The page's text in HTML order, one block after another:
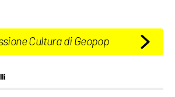
Cultura di Geopop